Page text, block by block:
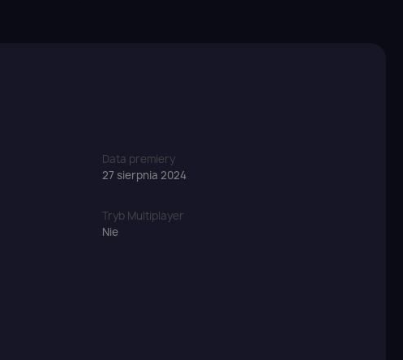
Data premiery
27 sierpnia 2024
Tryb Multiplayer
Nie